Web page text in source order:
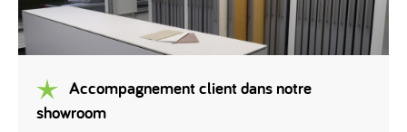
Accompagnement client dans notre
showroom